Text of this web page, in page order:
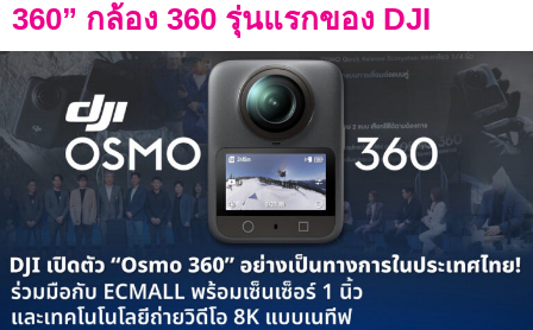
360” กล้อง 360 รุ่นแรกของ DJI